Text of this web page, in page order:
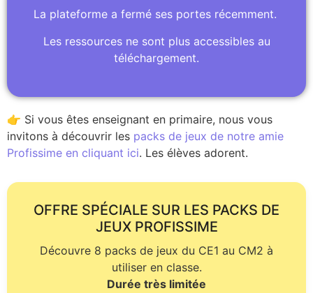
La plateforme a fermé ses portes récemment.
Les ressources ne sont plus accessibles au
téléchargement.
👉 Si vous êtes enseignant en primaire, nous vous
invitons à découvrir les packs de jeux de notre amie
Profissime en cliquant ici. Les élèves adorent.
OFFRE SPÉCIALE SUR LES PACKS DE
JEUX PROFISSIME
Découvre 8 packs de jeux du CE1 au CM2 à
utiliser en classe.
Durée très limitée